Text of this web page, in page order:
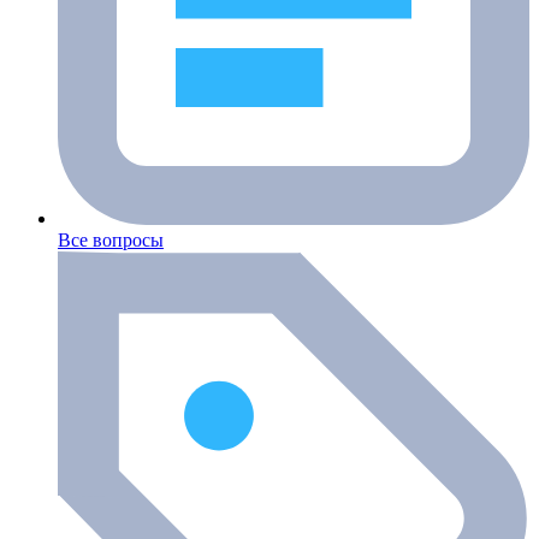
Все вопросы